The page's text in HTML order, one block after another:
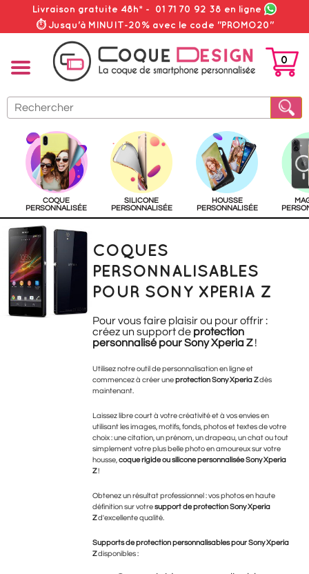
Livraison gratuite 48h* - 01 71 70 92 38 en ligne
⏱ Jusqu'à MINUIT-20% avec le code "PROMO20"
PANIER
0
COQUE
PERSONNALISÉE
SILICONE
PERSONNALISÉE
HOUSSE
PERSONNALISÉE
COQUES
PERSONNALISABLES
POUR SONY XPERIA Z
Pour vous faire plaisir ou pour offrir :
créez un support de protection
personnalisé pour Sony Xperia Z!
Utilisez notre outil de personnalisation en ligne et
commencez à créer uneprotection Sony Xperia Zdès
maintenant.
Laissez libre court à votre créativité et à vos envies en
utilisant les images, motifs, fonds, photos et textes de votre
choix : une citation, un prénom, un drapeau, un chat ou tout
simplement votre plus belle photo en amoureux sur votre
housse,coque rigide ou silicone personnalisée Sony Xperia
Z!
Obtenez un résultat professionnel : vos photos en haute
définition sur votresupport de protection Sony Xperia
Zd'excellente qualité.
Supports de protection personnalisables pour Sony Xperia
Zdisponibles :